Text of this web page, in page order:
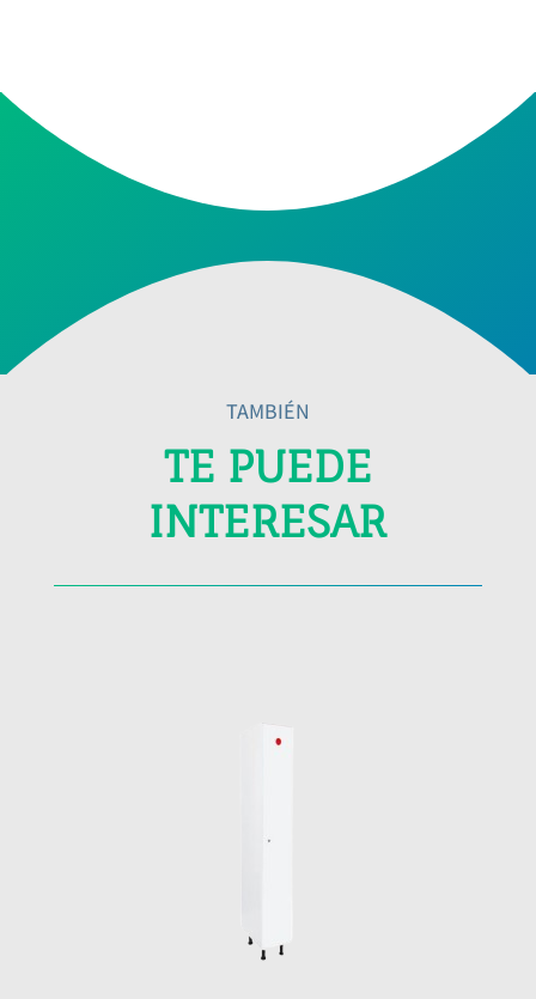
TAMBIÉN
TE PUEDE
INTERESAR